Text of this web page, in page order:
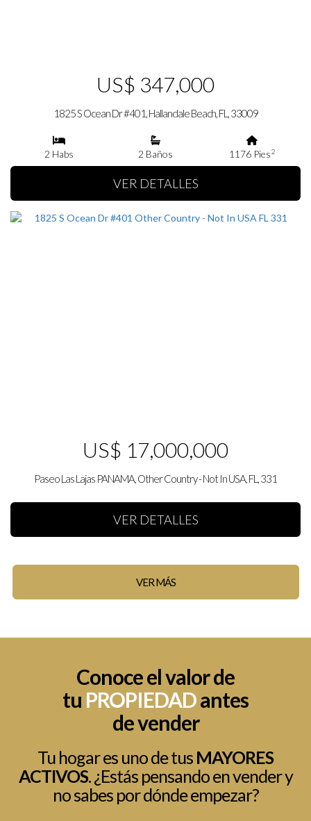
US$ 347,000
1825 S Ocean Dr #401, Hallandale Beach, FL, 33009
2 Habs 2 Baños 1176 Pies2
VER DETALLES
US$ 17,000,000
Paseo Las Lajas PANAMA, Other Country - Not In USA, FL, 331
VER DETALLES
VER MÁS
Conoce el valor de
tu PROPIEDADantes
de vender
Tu hogar es uno de tus MAYORES
ACTIVOS. ¿Estás pensando en vender y
no sabes por dónde empezar?